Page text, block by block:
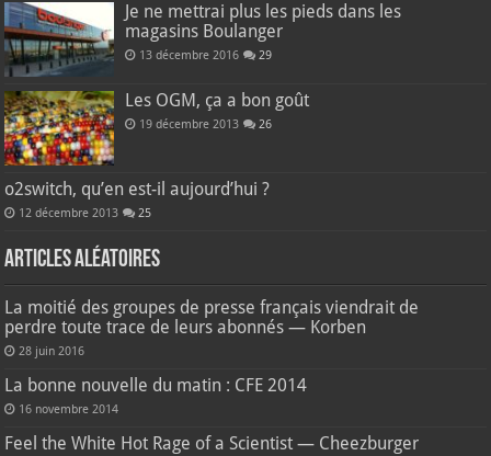
Je ne mettrai plus les pieds dans les
magasins Boulanger
13 décembre 2016 29
Les OGM, ça a bon goût
19 décembre 2013 26
o2switch, qu’en est-il aujourd’hui ?
12 décembre 2013 25
Articles aléatoires
La moitié des groupes de presse français viendrait de
perdre toute trace de leurs abonnés — Korben
28 juin 2016
La bonne nouvelle du matin : CFE 2014
16 novembre 2014
Feel the White Hot Rage of a Scientist — Cheezburger